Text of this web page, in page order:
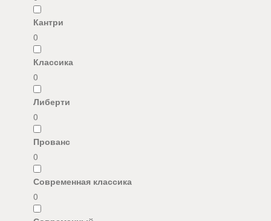
Кантри
0
Классика
0
Либерти
0
Прованс
0
Современная классика
0